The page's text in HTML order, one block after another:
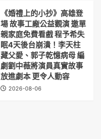
《婚禮上的小抄》高雄登
場 故事工廠公益觀演 邀單
親家庭免費看戲 程予希失
眠4天後台崩潰！李天柱
藏父愛、郭子乾憶病母 編
劇劉中薇將演員真實故事
放進劇本 更令人動容
2026-08-06